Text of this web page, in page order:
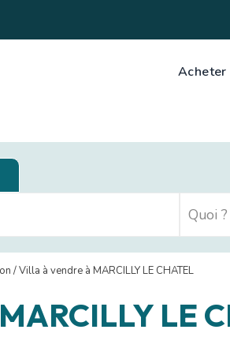
Acheter
/ Villa à vendre à MARCILLY LE CHATEL
LE